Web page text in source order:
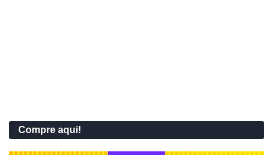
Compre aqui!